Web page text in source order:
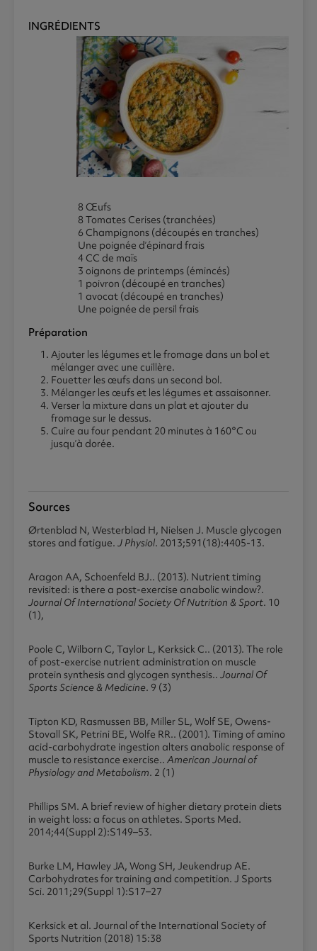
INGRÉDIENTS
8 Œufs
8 Tomates Cerises (tranchées)
6 Champignons (découpés en tranches)
Une poignée d’épinard frais
4 CC de maïs
3 oignons de printemps (émincés)
1 poivron (découpé en tranches)
1 avocat (découpé en tranches)
Une poignée de persil frais
Préparation
Ajouter les légumes et le fromage dans un bol et
mélanger avec une cuillère.
Fouetter les œufs dans un second bol.
Mélanger les œufs et les légumes et assaisonner.
Verser la mixture dans un plat et ajouter du
fromage sur le dessus.
Cuire au four pendant 20 minutes à 160°C ou
jusqu’à dorée.
Sources
Ørtenblad N, Westerblad H, Nielsen J. Muscle glycogen
stores and fatigue. J Physiol. 2013;591(18):4405-13.
Aragon AA, Schoenfeld BJ.. (2013). Nutrient timing
revisited: is there a post-exercise anabolic window?.
Journal Of International Society Of Nutrition & Sport. 10
(1),
Poole C, Wilborn C, Taylor L, Kerksick C.. (2013). The role
of post-exercise nutrient administration on muscle
protein synthesis and glycogen synthesis.. Journal Of
Sports Science & Medicine. 9 (3)
Tipton KD, Rasmussen BB, Miller SL, Wolf SE, Owens-
Stovall SK, Petrini BE, Wolfe RR.. (2001). Timing of amino
acid-carbohydrate ingestion alters anabolic response of
muscle to resistance exercise.. American Journal of
Physiology and Metabolism. 2 (1)
Phillips SM. A brief review of higher dietary protein diets
in weight loss: a focus on athletes. Sports Med.
2014;44(Suppl 2):S149–53.
Burke LM, Hawley JA, Wong SH, Jeukendrup AE.
Carbohydrates for training and competition. J Sports
Sci. 2011;29(Suppl 1):S17–27
Kerksick et al. Journal of the International Society of
Sports Nutrition (2018) 15:38